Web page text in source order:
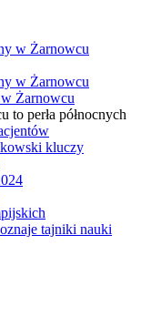
Żarnowcu
perła północnych
kluczy
tajniki nauki